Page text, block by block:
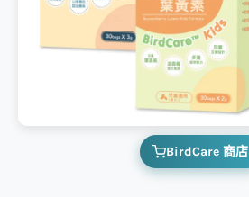
BirdCare 商店